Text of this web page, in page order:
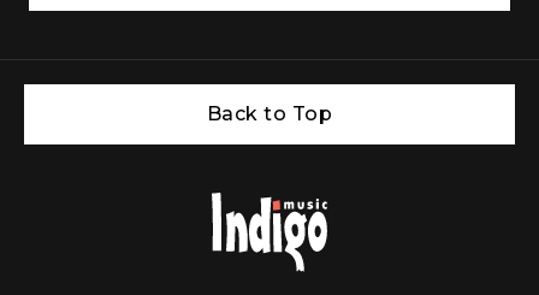
Прилади
мултичіпові
з
газоразрядною
Прилади
з
вольфрамовою
лампою
Back to Top